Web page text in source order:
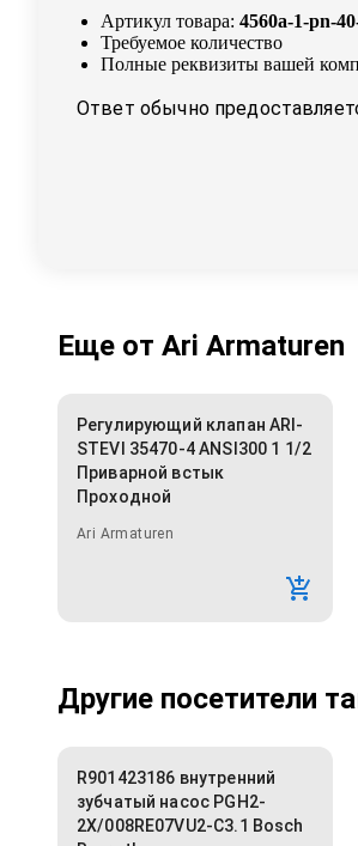
Артикул товара: 4560a-1-pn-
Требуемое количество
Полные реквизиты вашей
Ответ обычно
Еще от Ari Armaturen
Регулирующий клапан ARI-
STEVI 35470-4 ANSI300 1 1/2
Приварной встык
Проходной
Ari Armaturen
Другие посетители
R901423186 внутренний
зубчатый насос PGH2-
2X/008RE07VU2-C3.1 Bosch